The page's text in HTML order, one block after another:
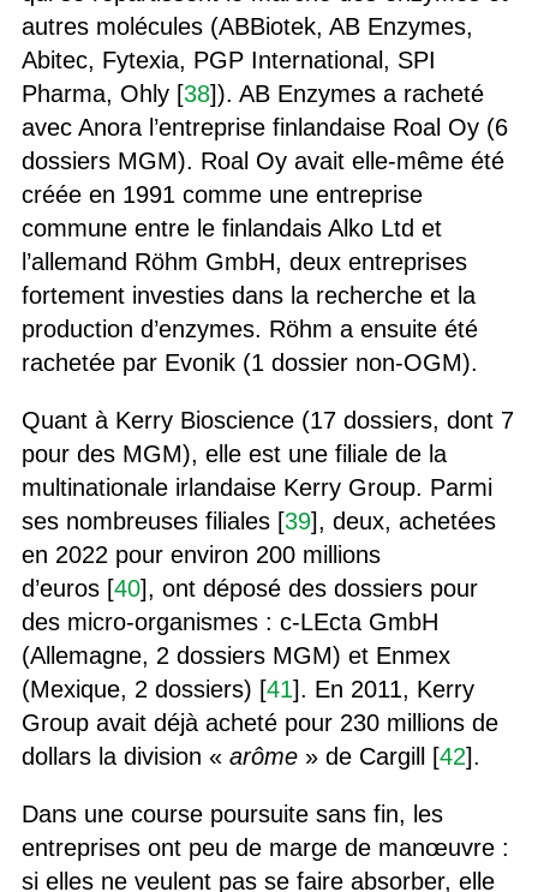
autres molécules (ABBiotek, AB Enzymes,
Abitec, Fytexia, PGP International, SPI
Pharma, Ohly [38]). AB Enzymes a racheté
avec Anora l’entreprise finlandaise Roal Oy (6
dossiers MGM). Roal Oy avait elle-même été
créée en 1991 comme une entreprise
commune entre le finlandais Alko Ltd et
l’allemand Röhm GmbH, deux entreprises
fortement investies dans la recherche et la
production d’enzymes. Röhm a ensuite été
rachetée par Evonik (1 dossier non-OGM).
Quant à Kerry Bioscience (17 dossiers, dont 7
pour des MGM), elle est une filiale de la
multinationale irlandaise Kerry Group. Parmi
ses nombreuses filiales [39], deux, achetées
en 2022 pour environ 200 millions
d’euros [40], ont déposé des dossiers pour
des micro-organismes : c-LEcta GmbH
(Allemagne, 2 dossiers MGM) et Enmex
(Mexique, 2 dossiers) [41]. En 2011, Kerry
Group avait déjà acheté pour 230 millions de
dollars la division « arôme» de Cargill [42].
Dans une course poursuite sans fin, les
entreprises ont peu de marge de manœuvre :
si elles ne veulent pas se faire absorber, elle